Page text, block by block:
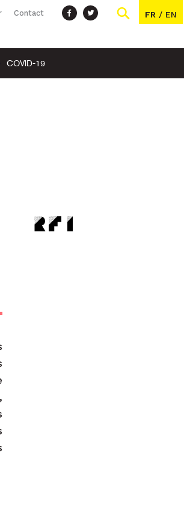
Contact FR / EN
COVID-19